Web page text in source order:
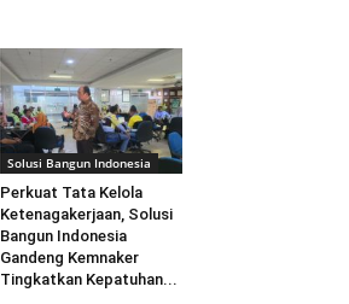
Solusi Bangun Indonesia
Perkuat Tata Kelola
Ketenagakerjaan, Solusi
Bangun Indonesia
Gandeng Kemnaker
Tingkatkan Kepatuhan...